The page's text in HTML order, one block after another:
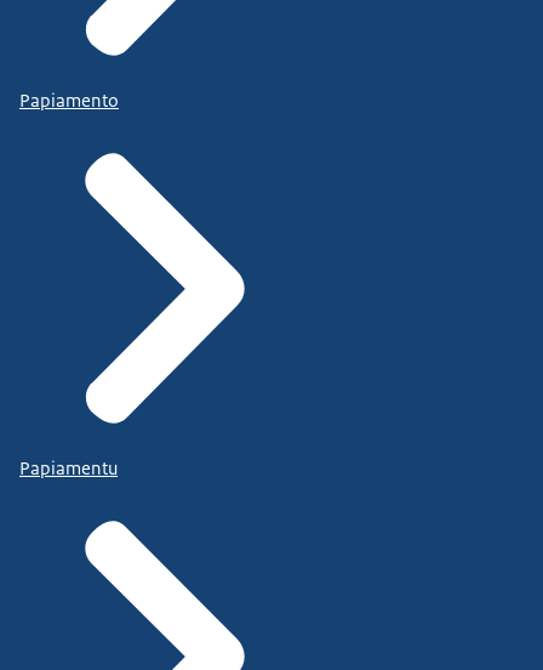
Papiamento
Papiamentu